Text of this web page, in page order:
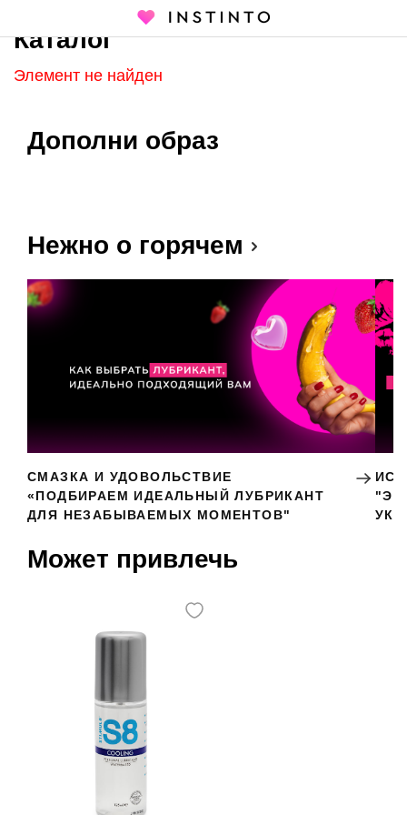
Каталог
Каталог
Элемент не найден
Дополни образ
Нежно о горячем
СМАЗКА И УДОВОЛЬСТВИЕ
«ПОДБИРАЕМ ИДЕАЛЬНЫЙ ЛУБРИКАНТ
ДЛЯ НЕЗАБЫВАЕМЫХ МОМЕНТОВ"
Может привлечь